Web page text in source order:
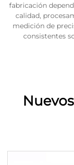
fabricación
calidad,
medición de
consistentes